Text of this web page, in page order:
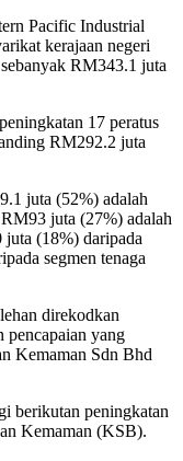
Pacific Industrial
kerajaan negeri
RM343.1 juta
17 peratus
RM292.2 juta
juta (52%) adalah
juta (27%) adalah
(18%) daripada
segmen tenaga
direkodkan
pencapaian yang
Kemaman Sdn Bhd
berikutan peningkatan
Kemaman (KSB).